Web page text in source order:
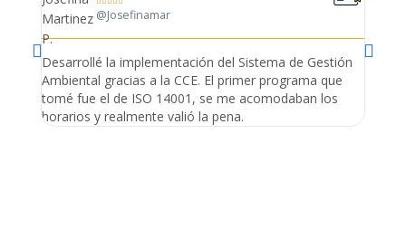
@Josefinamar
Desarrollé la implementación del Sistema de Gestión
Ambiental gracias a la CCE. El primer programa que
tomé fue el de ISO 14001, se me acomodaban los
horarios y realmente valió la pena.
Lleve